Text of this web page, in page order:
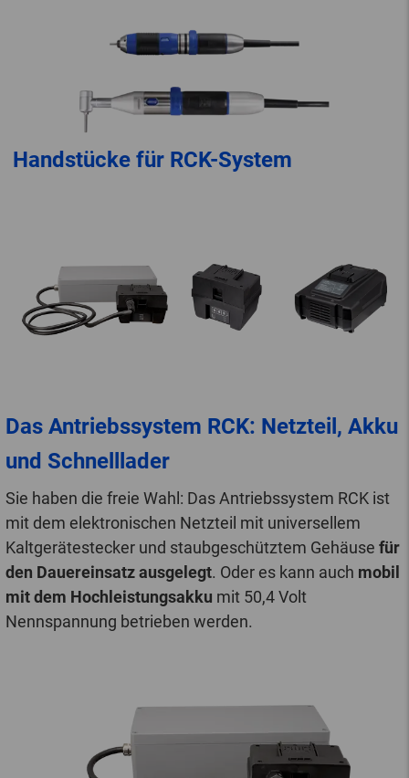
Handstücke für RCK-System
Das Antriebssystem RCK: Netzteil, Akku
und Schnelllader
Sie haben die freie Wahl: Das Antriebssystem RCK ist
mit dem elektronischen Netzteil mit universellem
Kaltgerätestecker und staubgeschütztem Gehäuse für
den Dauereinsatz ausgelegt. Oder es kann auch mobil
mit dem Hochleistungsakku mit 50,4 Volt
Nennspannung betrieben werden.